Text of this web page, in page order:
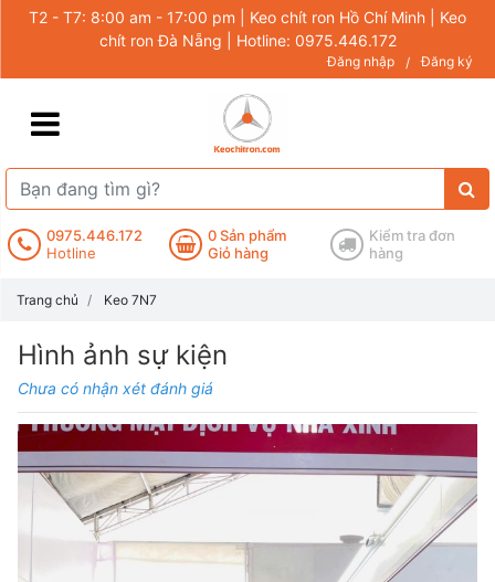
T2 - T7: 8:00 am - 17:00 pm | Keo chít ron Hồ Chí Minh | Keo
chít ron Đà Nẵng | Hotline: 0975.446.172
Đăng nhập / Đăng ký
0975.446.172
Hotline
0Sản phẩm
Giỏ hàng
Kiểm tra đơn
hàng
Trang chủ Keo 7N7
Hình ảnh sự kiện
Chưa có nhận xét đánh giá